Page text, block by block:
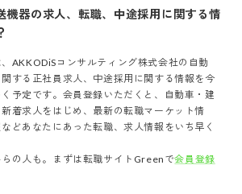
機器の求人、転職、中途採用に関する情
AKKODiSコンサルティング株式会社の 自動
関する正社員求人、中途採用に関する情報を今
予定です。会員登録いただくと、
自動車・建
新着求人をはじめ、最新の転職マーケット情
どあなたにあった転職、求人情報をいち早く
の人も。まずは転職サイトGreenで会員登録